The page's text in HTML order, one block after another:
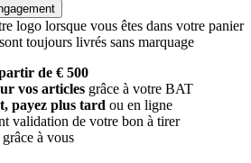
logo lorsque vous êtes dans votre panier
toujours livrés sans marquage
de € 500
vos articles grâce à votre BAT
payez plus tard ou en ligne
validation de votre bon à tirer
grâce à vous